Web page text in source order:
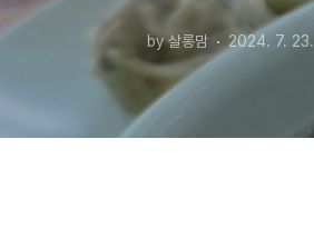
by 살롱맘 2024. 7. 23.